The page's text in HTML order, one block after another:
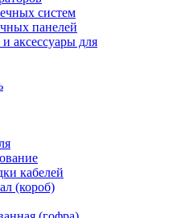
систем
панелей
аксессуары для
кабелей
(короб)